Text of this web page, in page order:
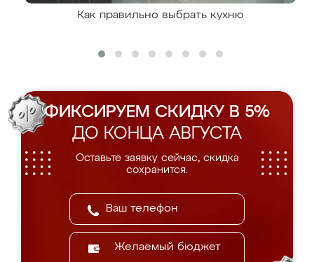
Как правильно выбрать кухню
ФИКСИРУЕМ СКИДКУ В 5%
ДО КОНЦА АВГУСТА
Оставьте заявку сейчас, скидка
сохранится.
Желаемый бюджет